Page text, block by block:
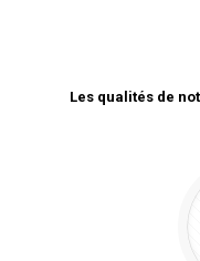
Les qualités de